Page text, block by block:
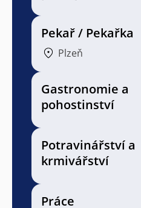
Pekař / Pekařka
Plzeň
Gastronomie a
pohostinství
Potravinářství a
krmivářství
Práce